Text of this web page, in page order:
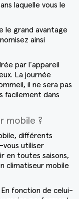
laquelle vous le
le grand avantage
ainsi
par l’appareil
La journée
il ne sera pas
facilement dans
mobile ?
différents
vous utiliser
en toutes saisons,
climatiseur mobile
fonction de celui-